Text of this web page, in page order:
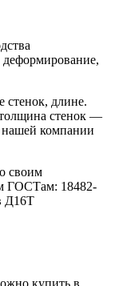
стенок, длине.
стенок —
компании
своим
ГОСТам: 18482-
Д16Т